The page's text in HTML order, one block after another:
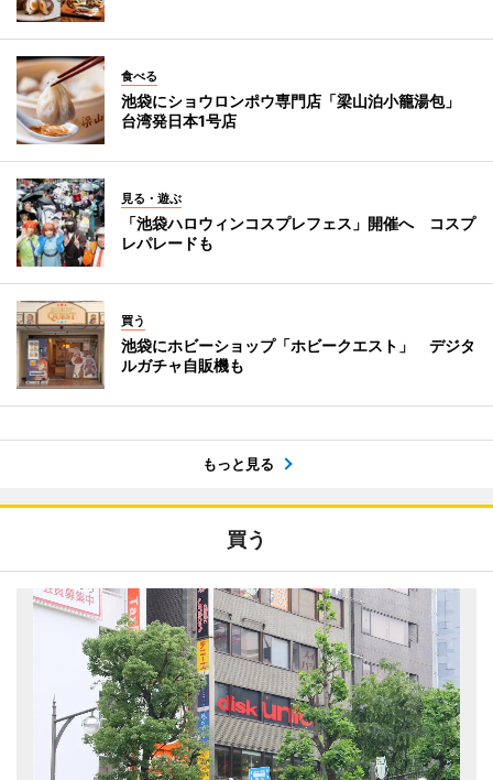
食べる
池袋にショウロンポウ専門店「梁山泊小籠湯包」
台湾発日本1号店
見る・遊ぶ
「池袋ハロウィンコスプレフェス」開催へ コスプ
レパレードも
買う
池袋にホビーショップ「ホビークエスト」 デジタ
ルガチャ自販機も
もっと見る
買う